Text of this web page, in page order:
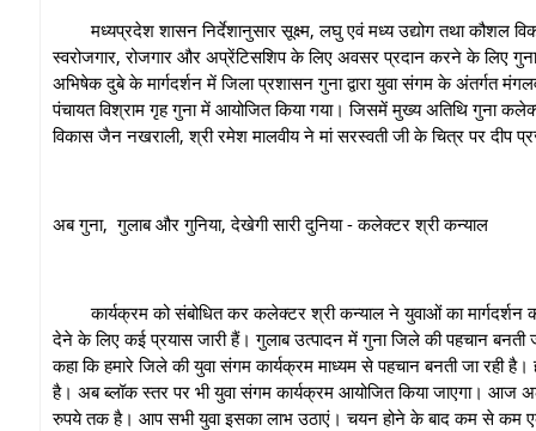
मध्यप्रदेश शासन निर्देशानुसार सूक्ष्म, लघु एवं मध्य उद्योग तथा कौशल
स्वरोजगार, रोजगार और अप्रेंटिसशिप के लिए अवसर प्रदान करने के लिए
अभिषेक दुबे के मार्गदर्शन में जिला प्रशासन गुना द्वारा युवा संगम के अंतर्गत
पंचायत विश्राम गृह गुना में आयोजित किया गया। जिसमें मुख्य अतिथि गुना
विकास जैन नखराली, श्री रमेश मालवीय ने मां सरस्वती जी के चित्र पर दीप
अब गुना, गुलाब और गुनिया, देखेगी सारी दुनिया - कलेक्टर श्री कन्याल
कार्यक्रम को संबोधित कर कलेक्टर श्री कन्याल ने युवाओं का मार्गदर्शन
देने के लिए कई प्रयास जारी हैं। गुलाब उत्पादन में गुना जिले की पहचान बनती
कहा कि हमारे जिले की युवा संगम कार्यक्रम माध्यम से पहचान बनती जा रही
है। अब ब्लॉक स्तर पर भी युवा संगम कार्यक्रम आयोजित किया जाएगा।
रुपये तक है। आप सभी युवा इसका लाभ उठाएं। चयन होने के बाद कम से